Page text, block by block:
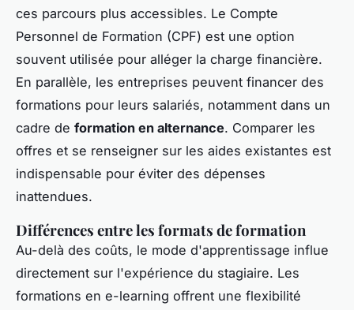
ces parcours plus accessibles. Le Compte
Personnel de Formation (CPF) est une option
souvent utilisée pour alléger la charge financière.
En parallèle, les entreprises peuvent financer des
formations pour leurs salariés, notamment dans un
cadre de formation en alternance. Comparer les
offres et se renseigner sur les aides existantes est
indispensable pour éviter des dépenses
inattendues.
Différences entre les formats de formation
Au-delà des coûts, le mode d'apprentissage influe
directement sur l'expérience du stagiaire. Les
formations en e-learning offrent une flexibilité